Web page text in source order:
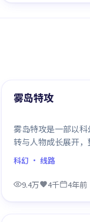
最新
雾岛特攻
雾岛特攻是一部以
转与人物成长展开，
科幻 · 线路
9.4万 4千 4年前